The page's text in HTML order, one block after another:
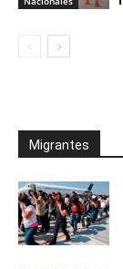
Migrantes